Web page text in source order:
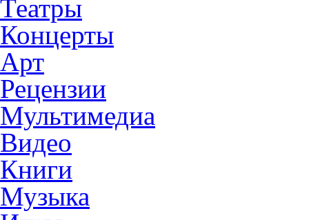
Театры
Концерты
Арт
Рецензии
Мультимедиа
Видео
Книги
Музыка